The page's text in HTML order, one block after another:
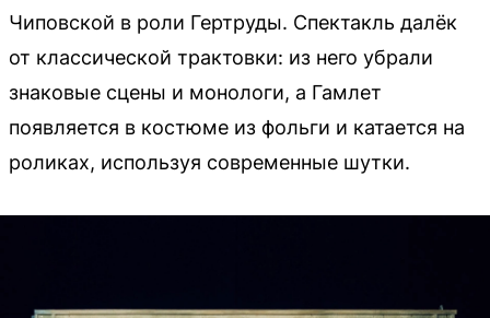
Чиповской в роли Гертруды. Спектакль далёк
от классической трактовки: из него убрали
знаковые сцены и монологи, а Гамлет
появляется в костюме из фольги и катается на
роликах, используя современные шутки.